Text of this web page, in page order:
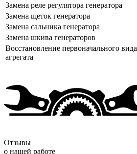
Замена реле регулятора генератора
Замена щеток генератора
Замена сальника генератора
Замена шкива генераторов
Восстановление первоначального вида
агрегата
Отзывы
о нашей работе